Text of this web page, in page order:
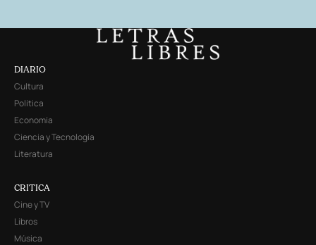
DIARIO
Cultura
Política
Economía
Ciencia y Tecnología
Literatura
CRITICA
Cine y TV
Libros
Música